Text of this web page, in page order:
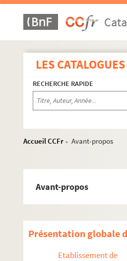
LES CATALOGUES
RECHERCHE RAPIDE
Accueil CCFr > Avant-propos
Avant-propos
Présentation globale
Etablissement de